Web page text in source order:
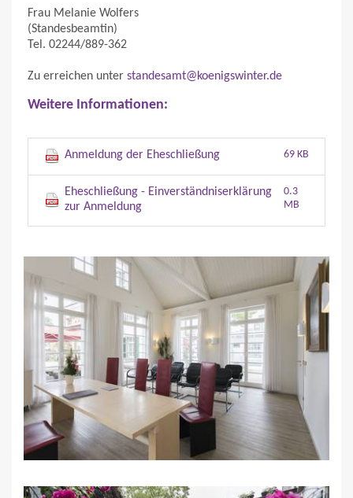
Frau Melanie Wolfers
(Standesbeamtin)
Tel. 02244/889-362
Zu erreichen unter standesamt@koenigswinter.de
Weitere Informationen:
Anmeldung der Eheschließung 69 KB
Eheschließung - Einverständniserklärung
zur Anmeldung
0.3
MB